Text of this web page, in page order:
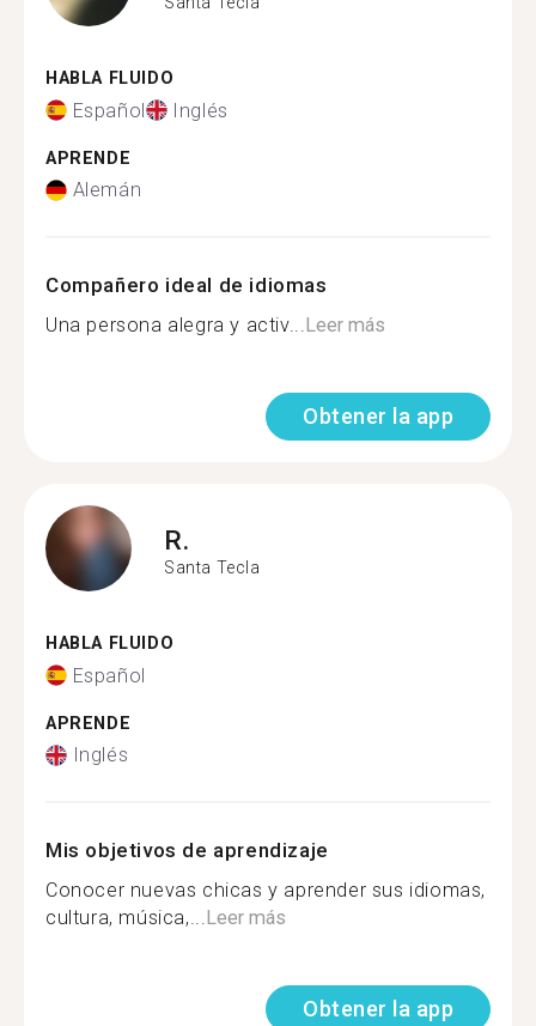
HABLA FLUIDO
Español Inglés
APRENDE
Alemán
Compañero ideal de idiomas
Una persona alegra y activ...Leer más
Obtener la app
R.
Santa Tecla
HABLA FLUIDO
Español
APRENDE
Inglés
Mis objetivos de aprendizaje
Conocer nuevas chicas y aprender sus idiomas,
cultura, música,...Leer más
Obtener la app